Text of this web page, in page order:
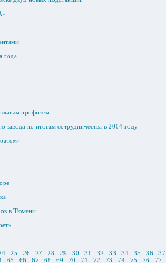
года
профилем
завода по итогам сотрудничества в 2004 году
в Тюмени
25 26 27 28 29 30 31 32 33 34 35 36 37
65 66 67 68 69 70 71 72 73 74 75 76 77